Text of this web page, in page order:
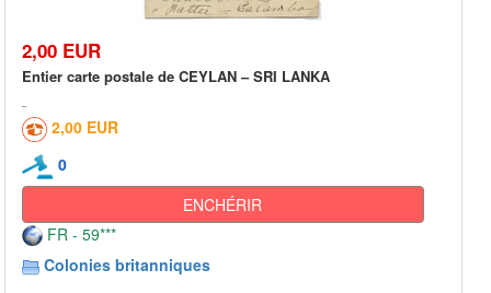
2,00 EUR
Entier carte postale de CEYLAN – SRI LANKA
2,00 EUR
0
ENCHÉRIR
FR - 59***
Colonies britanniques